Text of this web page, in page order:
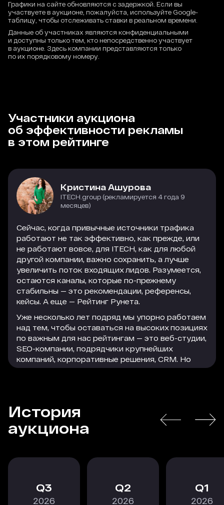
Графики на сайте обновляются с задержкой. Если вы
участвуете в аукционе, пожалуйста, используйте Google-
таблицу, чтобы отслеживать ставки в реальном времени.
Данные об участниках являются конфиденциальными
и доступны только тем, кто непосредственно участвует
в аукционе. Здесь компании представляются только
по их порядковому номеру.
Участники аукциона
об эффективности рекламы
в этом рейтинге
Кристина Ашурова
ITECH.group (рекламируется 4 года 9
месяцев)
Сейчас, когда привычные источники трафика
работают не так эффективно, как прежде, или
не работают вовсе, для ITECH, как для любой
другой компании, важно сохранить, а лучше
увеличить поток входящих лидов. Разумеется,
остаются каналы, которые по-прежнему
стабильны — это рекомендации, референсы,
кейсы. А еще — Рейтинг Рунета.
Уже несколько лет подряд мы упорно работаем
над тем, чтобы оставаться на высоких позициях
по важным для нас рейтингам — это веб-студии,
SEO-компании, подрядчики крупнейших
компаний, корпоративные решения, CRM. Но
параллельно с этим мы активно используем
трафика на сайт. Этот трафик легко
конвертируется в заявки, а заявки — в
благодарных клиентов, которые остаются с
В текущей экономической ситуации особенно
том числе по рекламному размещению. Радует,
что коллеги из Рейтинга Рунета не стоят на
РАСКРЫТЬ
История
аукциона
3
2026
2
2026
1
2026